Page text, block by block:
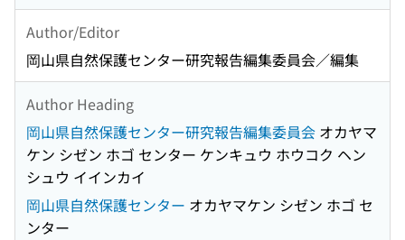
Author/Editor
岡山県自然保護センター研究報告編集委員会／編集
Author Heading
岡山県自然保護センター研究報告編集委員会 オカヤマ
ケン シゼン ホゴ センター ケンキュウ ホウコク ヘン
シュウ イインカイ
岡山県自然保護センター オカヤマケン シゼン ホゴ セ
ンター